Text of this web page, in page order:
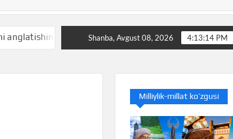
bilasizmi Baliq nimani anglatishini bilasizmi
Shanba, Avgust 08, 2026 4:13:14 PM
Milliylik-millat ko’zgusi